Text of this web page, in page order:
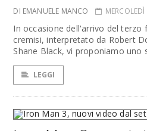
DI EMANUELE MANCO
In occasione dell'arrivo del terzo
cremisi, interpretato da Robert
Shane Black, vi proponiamo uno
LEGGI